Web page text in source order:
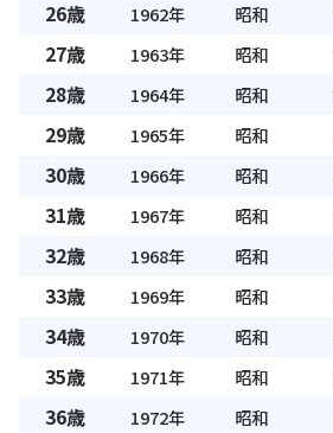
26歳 1962年 昭和
27歳 1963年 昭和
28歳 1964年 昭和
29歳 1965年 昭和
30歳 1966年 昭和
31歳 1967年 昭和
32歳 1968年 昭和
33歳 1969年 昭和
34歳 1970年 昭和
35歳 1971年 昭和
36歳 1972年 昭和